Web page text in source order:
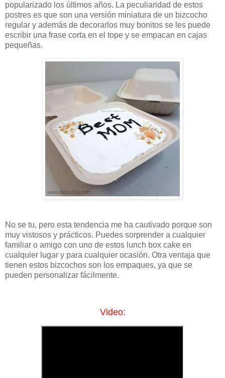
popularizado los últimos años. La peculiaridad de estos
postres es que son una versión miniatura de un bizcocho
regular y además de decorarlos muy bonitos se les puede
escribir una frase corta en el tope y se empacan en cajas
pequeñas.
No se tu, pero esta tendencia me ha cautivado porque son
muy vistosos y prácticos. Puedes sorprender a cualquier
familiar o amigo con uno de estos lunch box cake en
cualquier lugar y para cualquier ocasión. Otra ventaja que
tienen estos bizcochos son los empaques, ya que se
pueden personalizar fácilmente.
Video: